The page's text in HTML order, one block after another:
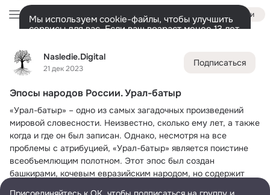
Nasledie.Digital
21 дек 2023
Подписаться
Эпосы народов России. Урал-батыр
«Урал-батыр» – одно из самых загадочных произведений
мировой словесности. Неизвестно, сколько ему лет, а также
когда и где он был записан. Однако, несмотря на все
проблемы с атрибуцией, «Урал-батыр» является поистине
всеобъемлющим полотном. Этот эпос был создан
башкирами, кочевым евразийским народом, но содержит
Войти
Мы используем cookie-файлы, чтобы улучшить
сервисы для вас. Если ваш возраст менее 13 лет,
Разрешить все
Лента Участники 4.7K Ещё
Дополнительная